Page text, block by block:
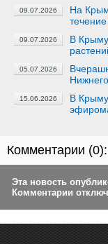
09.07.2026
На Крым
09.07.2026
В
05.07.2026
15.06.2026
В Крыму
Комментарии (0):
Эта новость
Комментарии